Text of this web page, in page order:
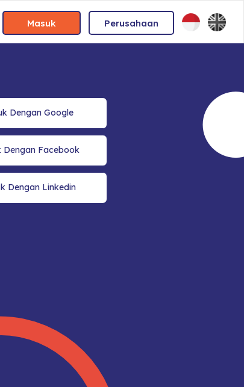
Masuk Perusahaan
Dengan Google
Dengan Facebook
Dengan Linkedin